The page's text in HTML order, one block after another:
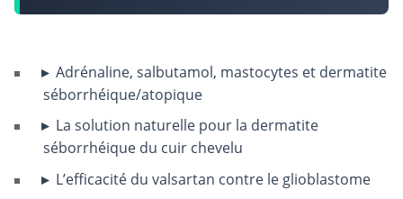
Adrénaline, salbutamol, mastocytes et dermatite
séborrhéique/atopique
La solution naturelle pour la dermatite
séborrhéique du cuir chevelu
L’efficacité du valsartan contre le glioblastome